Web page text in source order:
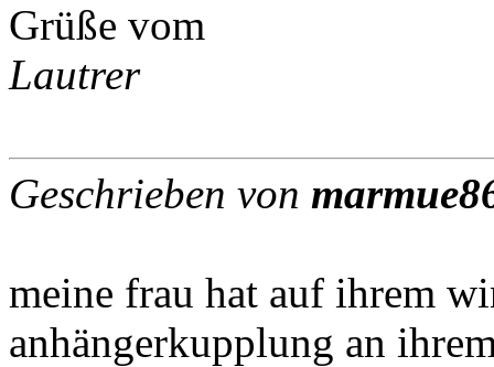
Grüße vom
Lautrer
Geschrieben von
meine frau hat auf ihrem
anhängerkupplung an